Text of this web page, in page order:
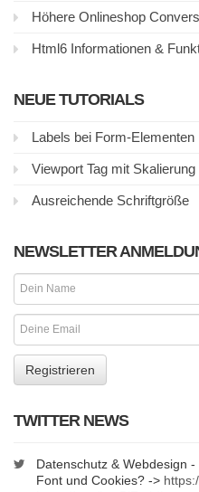
Höhere Onlineshop
Html6 Informationen &
NEUE TUTORIALS
Labels bei Form-Elementen
Viewport Tag mit Skalierung
Ausreichende Schriftgröße
NEWSLETTER
TWITTER NEWS
Datenschutz & Webdesign
Font und Cookies? ->